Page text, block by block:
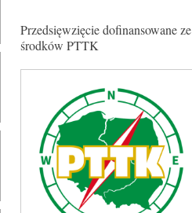
Przedsięwzięcie dofinansowane ze
środków PTTK